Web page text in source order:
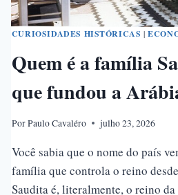
CURIOSIDADES HISTÓRICAS |
Quem é a família
que fundou a
PorPaulo Cavaléro julho 23, 2026
Você sabia que o nome do país
família que controla o reino
Saudita é, literalmente, o reino da